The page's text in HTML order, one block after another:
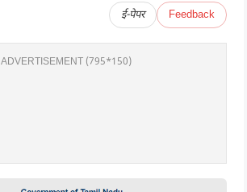
ई-पेपर Feedback
ADVERTISEMENT (795*150)